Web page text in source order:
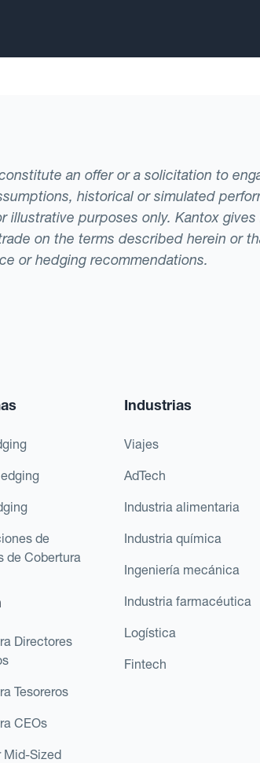
an offer or a solicitation to
historical or simulated
illustrative purposes only. Kantox
on the terms described herein or
or hedging recommendations.
de
de Cobertura
Directores
Tesoreros
CEOs
Mid-Sized
Industrias
Viajes
AdTech
Industria alimentaria
Industria química
Ingeniería mecánica
Industria farmacéutica
Logística
Fintech